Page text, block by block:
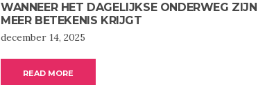
WANNEER HET DAGELIJKSE ONDERWEG ZIJN
MEER BETEKENIS KRIJGT
december 14, 2025
READ MORE